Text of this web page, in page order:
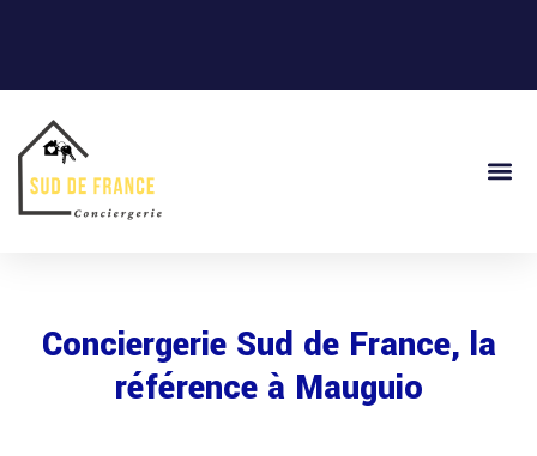
Conciergerie Sud de France, la
référence à Mauguio